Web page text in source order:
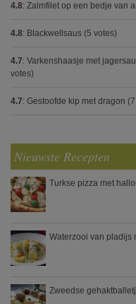
4.8: Zalmfilet op een bedje van
4.8: Blackwellsaus (5 votes)
4.7: Varkenshaasje met
votes)
4.7: Gestoofde kip met dragon
Nieuwste Recepten
Turkse pizza met
Waterzooi van pladijs
Zweedse